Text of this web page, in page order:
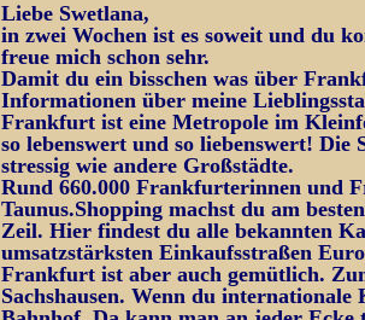
Liebe Swetlana,
in zwei Wochen ist es soweit und du
freue mich schon sehr.
Damit du ein bisschen was über
Informationen über meine
Frankfurt ist eine Metropole im
so lebenswert und so liebenswert!
stressig wie andere Großstädte.
Rund 660.000 Frankfurterinnen und
Taunus.Shopping machst du am
Zeil. Hier findest du alle bekannten
umsatzstärksten Einkaufsstraßen
Frankfurt ist aber auch gemütlich.
Sachshausen. Wenn du